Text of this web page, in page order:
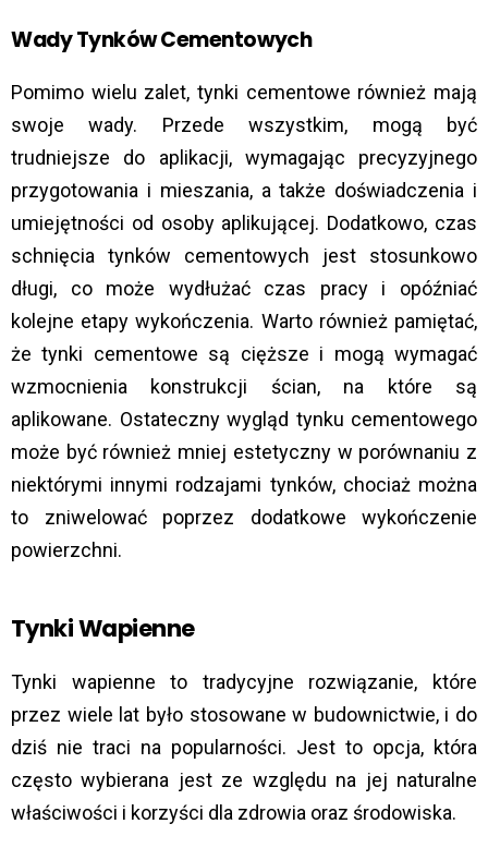
Wady Tynków Cementowych
Pomimo wielu zalet, tynki cementowe również mają
swoje wady. Przede wszystkim, mogą być
trudniejsze do aplikacji, wymagając precyzyjnego
przygotowania i mieszania, a także doświadczenia i
umiejętności od osoby aplikującej. Dodatkowo, czas
schnięcia tynków cementowych jest stosunkowo
długi, co może wydłużać czas pracy i opóźniać
kolejne etapy wykończenia. Warto również pamiętać,
że tynki cementowe są cięższe i mogą wymagać
wzmocnienia konstrukcji ścian, na które są
aplikowane. Ostateczny wygląd tynku cementowego
może być również mniej estetyczny w porównaniu z
niektórymi innymi rodzajami tynków, chociaż można
to zniwelować poprzez dodatkowe wykończenie
powierzchni.
Tynki Wapienne
Tynki wapienne to tradycyjne rozwiązanie, które
przez wiele lat było stosowane w budownictwie, i do
dziś nie traci na popularności. Jest to opcja, która
często wybierana jest ze względu na jej naturalne
właściwości i korzyści dla zdrowia oraz środowiska.